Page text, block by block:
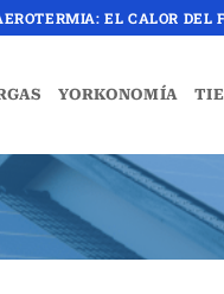
EL CALOR DEL
YORKONOMÍA